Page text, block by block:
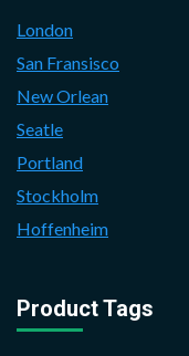
London
San Fransisco
New Orlean
Seatle
Portland
Stockholm
Hoffenheim
Product Tags